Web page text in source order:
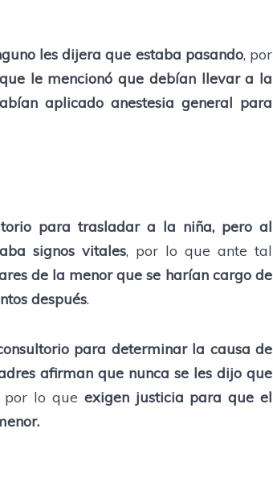
les dijera que estaba pasando, por
le mencionó que debían llevar a la
aplicado anestesia general para
para trasladar a la niña, pero al
signos vitales, por lo que ante tal
de la menor que se harían cargo de
después.
para determinar la causa de
afirman que nunca se les dijo que
por lo que exigen justicia para que el